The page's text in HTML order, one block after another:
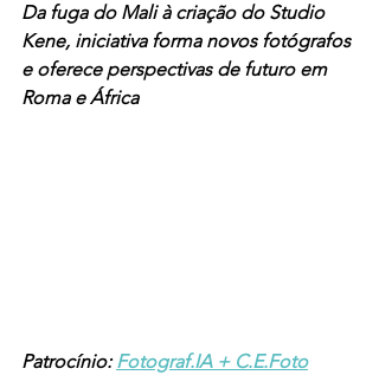
Da fuga do Mali à criação do Studio
Kene, iniciativa forma novos fotógrafos
e oferece perspectivas de futuro em
Roma e África
Patrocínio: Fotograf.IA + C.E.Foto